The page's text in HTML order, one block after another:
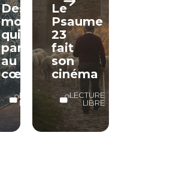
Des
mots
qui
parlent
au
cœur
LECTURE
LIBRE
Le
Psaume
23
fait
son
cinéma
LECTURE
LIBRE